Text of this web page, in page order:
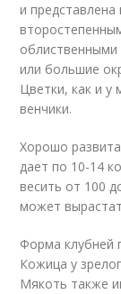
и
облиственными
или большие
Цветки, как и у
венчики.
Хорошо
дает по 10-14
весить от 100
может
Форма клубней
Кожица у
Мякоть также